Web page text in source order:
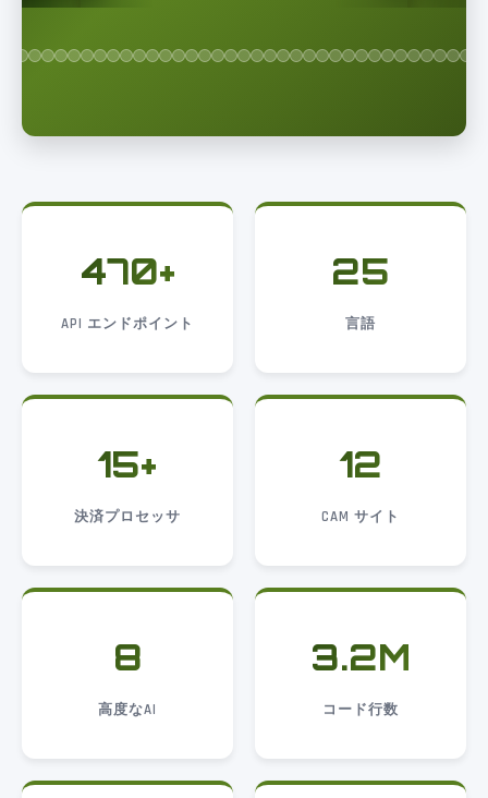
470+
API エンドポイント
25
言語
15+
決済プロセッサ
12
CAM サイト
8
高度なAI
3.2M
コード行数